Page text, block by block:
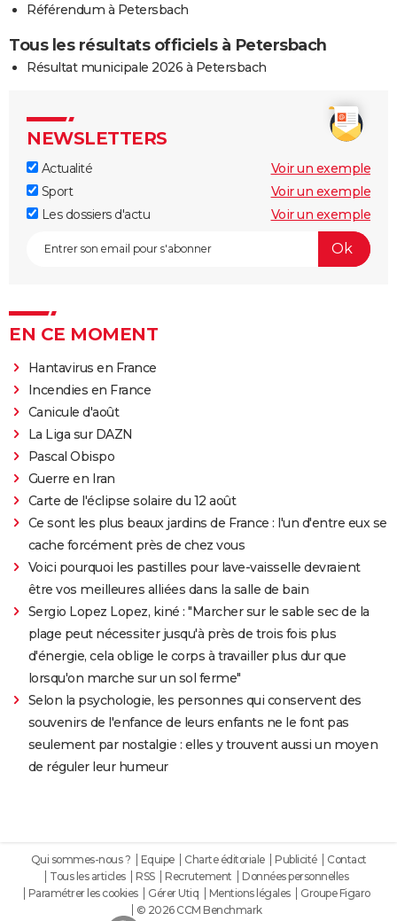
Référendum à Petersbach
Tous les résultats officiels à Petersbach
Résultat municipale 2026 à Petersbach
NEWSLETTERS
Actualité
Voir un exemple
Sport
Voir un exemple
Les dossiers d'actu
Voir un exemple
EN CE MOMENT
Hantavirus en France
Incendies en France
Canicule d'août
La Liga sur DAZN
Pascal Obispo
Guerre en Iran
Carte de l'éclipse solaire du 12 août
Ce sont les plus beaux jardins de France : l'un d'entre eux se
cache forcément près de chez vous
Voici pourquoi les pastilles pour lave-vaisselle devraient
être vos meilleures alliées dans la salle de bain
Sergio Lopez Lopez, kiné : "Marcher sur le sable sec de la
plage peut nécessiter jusqu'à près de trois fois plus
d'énergie, cela oblige le corps à travailler plus dur que
lorsqu'on marche sur un sol ferme"
Selon la psychologie, les personnes qui conservent des
souvenirs de l'enfance de leurs enfants ne le font pas
seulement par nostalgie : elles y trouvent aussi un moyen
de réguler leur humeur
Qui sommes-nous ? Equipe Charte éditoriale Publicité
Contact
Tous les articles
RSS Recrutement
Données personnelles
Paramétrer les cookies
Gérer Utiq Mentions légales
Groupe Figaro
© 2026 CCM Benchmark